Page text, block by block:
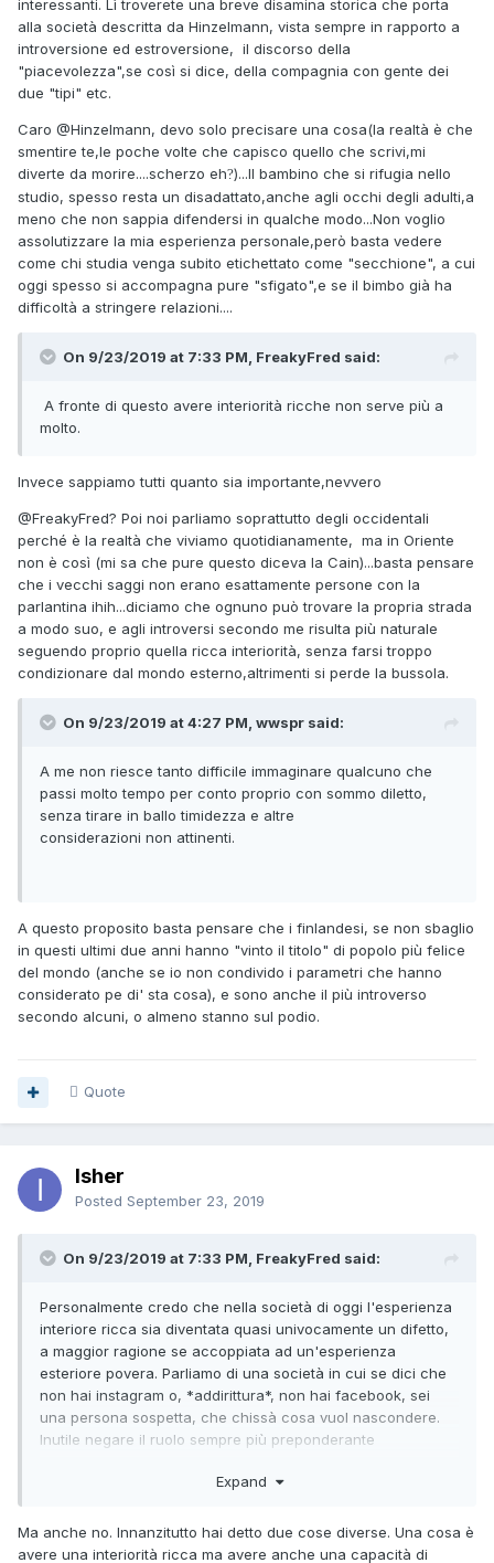
interessanti. Lì troverete una breve disamina storica che porta
alla società descritta da Hinzelmann, vista sempre in rapporto a
introversione ed estroversione, il discorso della
"piacevolezza",se così si dice, della compagnia con gente dei
due "tipi" etc.
Caro @Hinzelmann, devo solo precisare una cosa(la realtà è che
smentire te,le poche volte che capisco quello che scrivi,mi
diverte da morire....scherzo eh?)...Il bambino che si rifugia nello
studio, spesso resta un disadattato,anche agli occhi degli adulti,a
meno che non sappia difendersi in qualche modo...Non voglio
assolutizzare la mia esperienza personale,però basta vedere
come chi studia venga subito etichettato come "secchione", a cui
oggi spesso si accompagna pure "sfigato",e se il bimbo già ha
difficoltà a stringere relazioni....
On 9/23/2019 at 7:33 PM, FreakyFred said:
A fronte di questo avere interiorità ricche non serve più a
molto.
Invece sappiamo tutti quanto sia importante,nevvero
@FreakyFred? Poi noi parliamo soprattutto degli occidentali
perché è la realtà che viviamo quotidianamente, ma in Oriente
non è così (mi sa che pure questo diceva la Cain)...basta pensare
che i vecchi saggi non erano esattamente persone con la
parlantina ihih...diciamo che ognuno può trovare la propria strada
a modo suo, e agli introversi secondo me risulta più naturale
seguendo proprio quella ricca interiorità, senza farsi troppo
condizionare dal mondo esterno,altrimenti si perde la bussola.
On 9/23/2019 at 4:27 PM, wwspr said:
A me non riesce tanto difficile immaginare qualcuno che
passi molto tempo per conto proprio con sommo diletto,
senza tirare in ballo timidezza e altre
considerazioni non attinenti.
A questo proposito basta pensare che i finlandesi, se non sbaglio
in questi ultimi due anni hanno "vinto il titolo" di popolo più felice
del mondo (anche se io non condivido i parametri che hanno
considerato pe di' sta cosa), e sono anche il più introverso
secondo alcuni, o almeno stanno sul podio.
Quote
Isher
Posted September 23, 2019
On 9/23/2019 at 7:33 PM, FreakyFred said:
Personalmente credo che nella società di oggi l'esperienza
interiore ricca sia diventata quasi univocamente un difetto,
a maggior ragione se accoppiata ad un'esperienza
esteriore povera. Parliamo di una società in cui se dici che
non hai instagram o, *addirittura*, non hai facebook, sei
una persona sospetta, che chissà cosa vuol nascondere.
Inutile negare il ruolo sempre più preponderante
A fronte di questo avere interiorità ricche non serve più a
Expand
Ma anche no. Innanzitutto hai detto due cose diverse. Una cosa è
avere una interiorità ricca ma avere anche una capacità di